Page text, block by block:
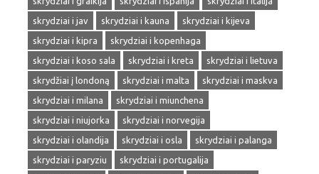
skrydziai i jav
skrydziai i kauna
skrydziai i kijeva
skrydziai i kipra
skrydziai i kopenhaga
skrydziai i koso sala
skrydziai i kreta
skrydziai i lietuva
skrydžiai į londoną
skrydziai i malta
skrydziai i maskva
skrydziai i milana
skrydziai i miunchena
skrydziai i niujorka
skrydziai i norvegija
skrydziai i olandija
skrydziai i osla
skrydziai i palanga
skrydziai i paryziu
skrydziai i portugalija